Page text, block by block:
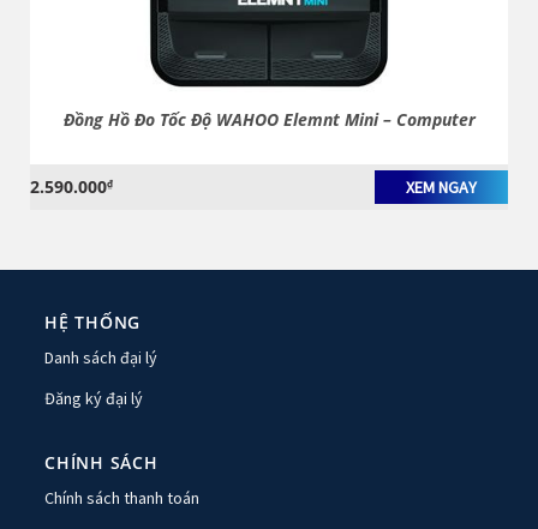
Đồng Hồ Đo Tốc Độ WAHOO Elemnt Mini – Computer
2.590.000₫ XEM NGAY
HỆ THỐNG
Danh sách đại lý
Đăng ký đại lý
CHÍNH SÁCH
Chính sách thanh toán